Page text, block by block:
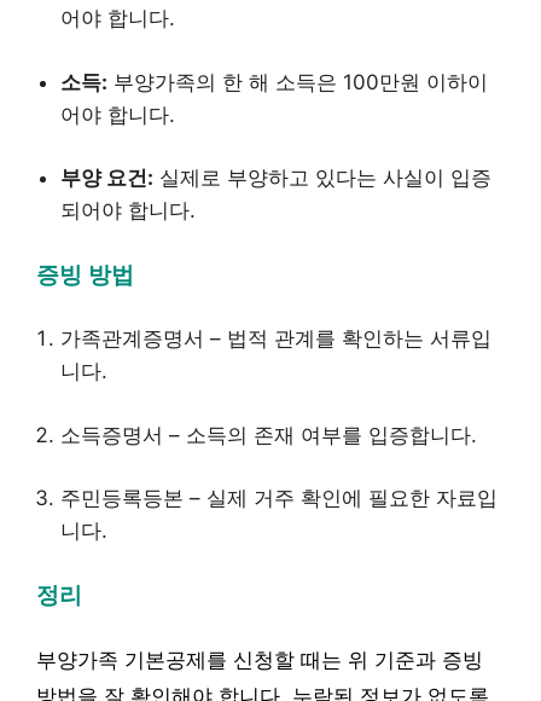
어야 합니다.
소득: 부양가족의 한 해 소득은 100만원 이하이
어야 합니다.
부양 요건: 실제로 부양하고 있다는 사실이 입증
되어야 합니다.
증빙 방법
가족관계증명서 – 법적 관계를 확인하는 서류입
니다.
소득증명서 – 소득의 존재 여부를 입증합니다.
주민등록등본 – 실제 거주 확인에 필요한 자료입
니다.
정리
부양가족 기본공제를 신청할 때는 위 기준과 증빙